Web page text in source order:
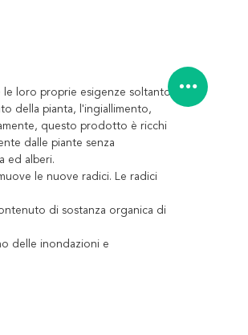
le loro proprie esigenze soltanto
della pianta, l'ingiallimento,
questo prodotto è ricchi
dalle piante senza
ed alberi.
le nuove radici. Le radici
di sostanza organica di
delle inondazioni e